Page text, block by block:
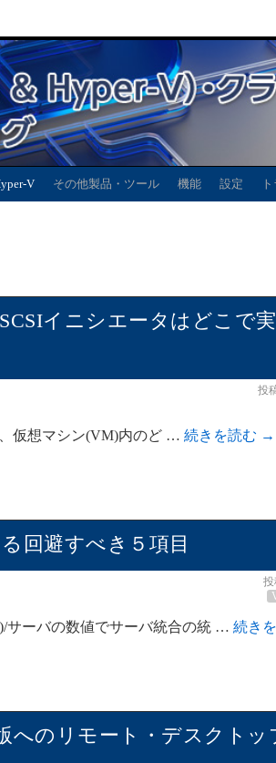
V その他製品・ツール 機能 設定
イニシエータはどこで
投
仮想マシン(VM)内のど … 続きを読む →
回避すべき５項目
投
サーバの数値でサーバ統合の統 … 続き
へのリモート・デスクト